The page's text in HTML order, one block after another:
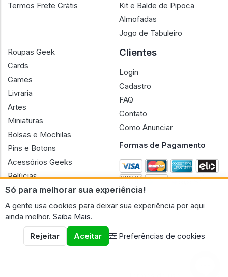
Só para melhorar sua experiência!
A gente usa cookies para deixar sua experiência por aqui
ainda melhor. Saiba Mais.
Rejeitar
Aceitar Preferências de cookies
Termos Frete Grátis
Kit e Balde de Pipoca
Almofadas
Jogo de Tabuleiro
Roupas Geek
Cards
Games
Livraria
Artes
Miniaturas
Bolsas e Mochilas
Pins e Botons
Acessórios Geeks
Pelúcias
Bonecas
Clientes
Login
Cadastro
FAQ
Contato
Como Anunciar
Formas de Pagamento
CNPJ n.º 30.220.458/0001-17 - GERAL GEEK PORTAL ELETRONICO